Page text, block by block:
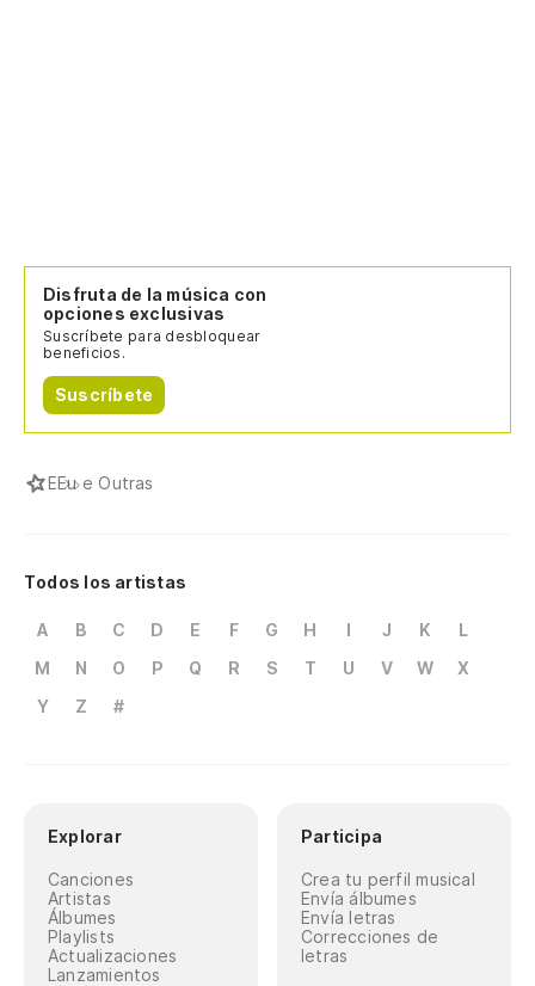
Disfruta de la música con
opciones exclusivas
Suscríbete para desbloquear
beneficios.
Suscríbete
EEu e Outras
Todos los artistas
A B C D E F G H I J K
L
M
N O P Q R S T U V W
X
Y
Z #
Explorar
Canciones
Artistas
Álbumes
Playlists
Actualizaciones
Lanzamientos
Participa
Crea tu perfil musical
Envía álbumes
Envía letras
Correcciones de
letras